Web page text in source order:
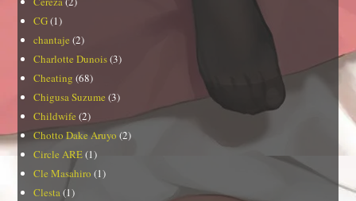
CG(1)
chantaje (2)
Charlotte Dunois(3)
Cheating (68)
Chigusa Suzume (3)
Childwife (2)
Chotto Dake Aruyo (2)
Circle ARE(1)
Cle Masahiro (1)
Clesta(1)